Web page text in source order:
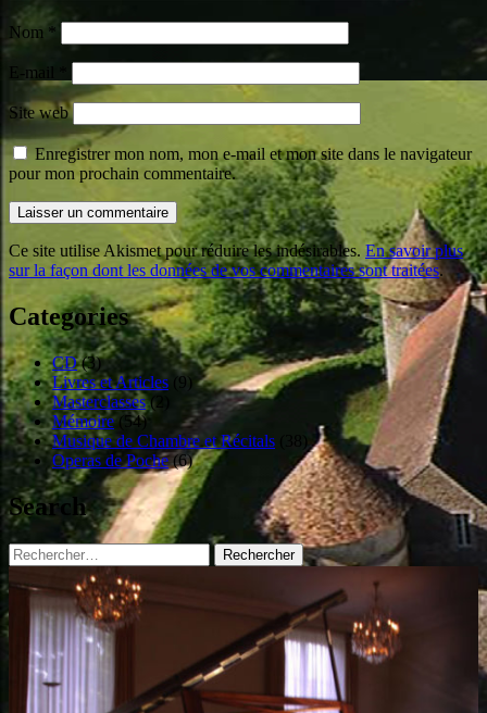
Nom *
E-mail
Site web
Enregistrer mon nom, mon e-mail et mon site dans le navigateur
pour mon prochain commentaire.
Ce site utilise Akismet pour réduire les indésirables. En savoir plus
sur la façon dont les données de vos commentaires sont traitées.
Categories
CD(3)
Livres et Articles (9)
Masterclasses(2)
Mémoire(54)
Musique de Chambre et Récitals (38)
Operas de Poche(6)
Search
Rechercher :